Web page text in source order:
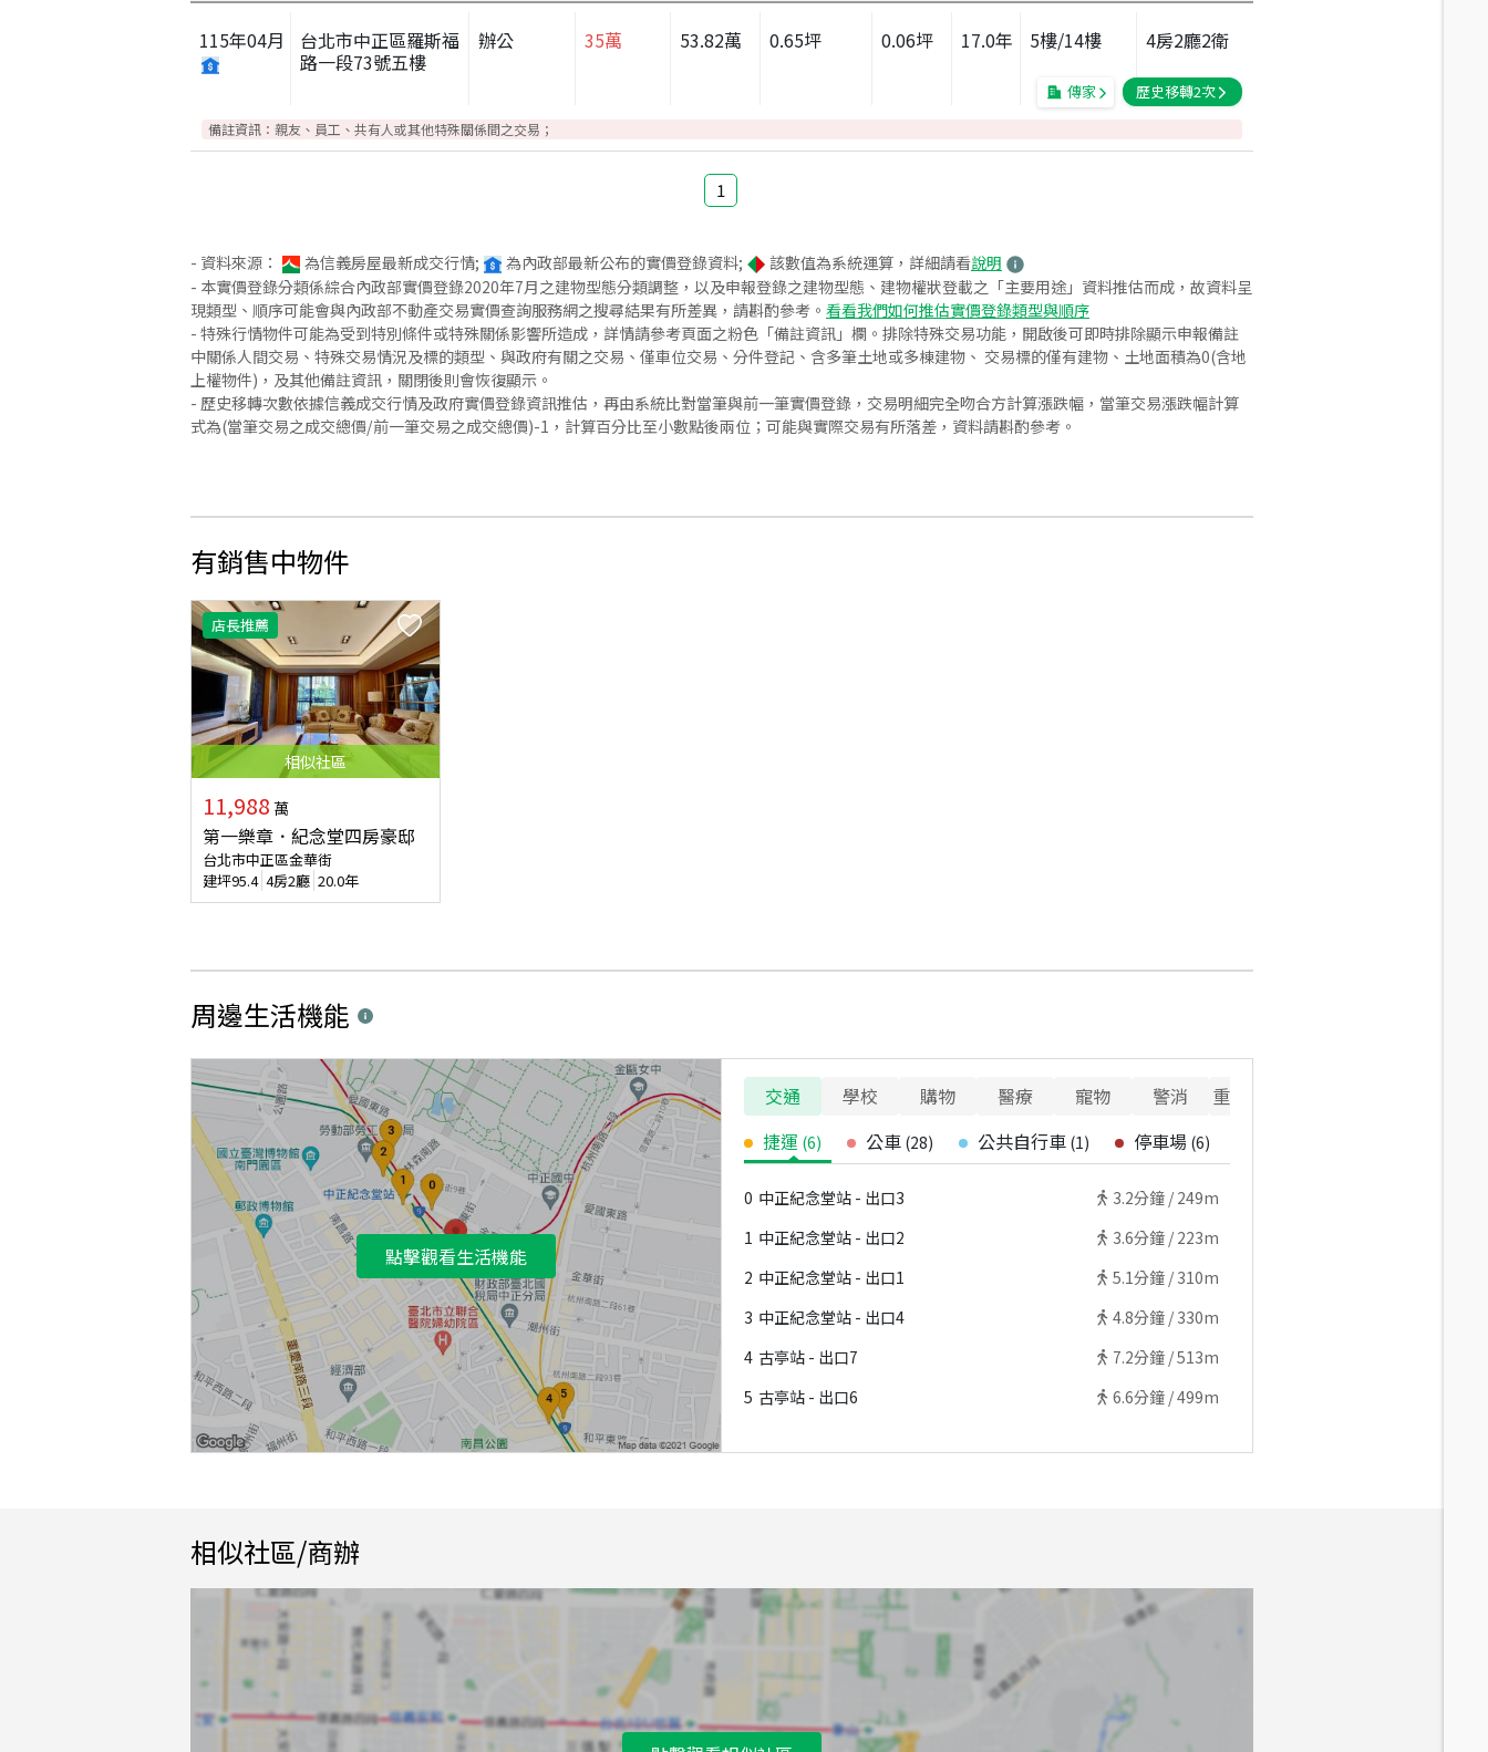
115年04月
台北市中正區羅斯福
路一段73號五樓
辦公 35萬 53.82萬 0.65坪 0.06坪 17.0年 5樓/14樓 4房2廳2衛
傳家 歷史移轉2次
備註資訊： 親友、員工、共有人或其他特殊關係間之交易；
1
- 資料來源： 為信義房屋最新成交行情; 為內政部最新公布的實價登錄資料; 該數值為系統運算，詳細請看說明
- 本實價登錄分類係綜合內政部實價登錄2020年7月之建物型態分類調整，以及申報登錄之建物型態、建物權狀登載之「主要用途」資料推估而成，故資料呈
現類型、順序可能會與內政部不動產交易實價查詢服務網之搜尋結果有所差異，請斟酌參考。 看看我們如何推估實價登錄類型與順序
- 特殊行情物件可能為受到特別條件或特殊關係影響所造成，詳情請參考頁面之粉色「備註資訊」欄。排除特殊交易功能，開啟後可即時排除顯示申報備註
中關係人間交易、特殊交易情況及標的類型、與政府有關之交易、僅車位交易、分件登記、含多筆土地或多棟建物、 交易標的僅有建物、土地面積為0(含地
上權物件)，及其他備註資訊，關閉後則會恢復顯示。
- 歷史移轉次數依據信義成交行情及政府實價登錄資訊推估，再由系統比對當筆與前一筆實價登錄，交易明細完全吻合方計算漲跌幅，當筆交易漲跌幅計算
式為(當筆交易之成交總價/前一筆交易之成交總價)-1，計算百分比至小數點後兩位；可能與實際交易有所落差，資料請斟酌參考。
有銷售中物件
店長推薦
相似社區
11,988 萬
第一樂章．紀念堂四房豪邸
台北市中正區金華街
建坪95.4 4房2廳 20.0年
周邊生活機能
點擊觀看生活機能
交通 學校 購物 醫療 寵物 警消
重要設施
捷運 (6) 公車 (28) 公共自行車 (1) 停車場 (6)
0 中正紀念堂站 - 出口3 3.2分鐘 / 249m
1 中正紀念堂站 - 出口2 3.6分鐘 / 223m
2 中正紀念堂站 - 出口1 5.1分鐘 / 310m
3 中正紀念堂站 - 出口4 4.8分鐘 / 330m
4 古亭站 - 出口7 7.2分鐘 /513m
5 古亭站 - 出口6 6.6分鐘 /499m
相似社區/商辦